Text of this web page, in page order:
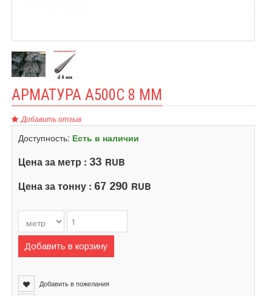
АРМАТУРА А500С 8 ММ
Добавить отзыв
Доступность: Есть в наличии
Цена за метр : 33 RUB
Цена за тонну : 67 290 RUB
Добавить в корзину
Добавить в пожелания